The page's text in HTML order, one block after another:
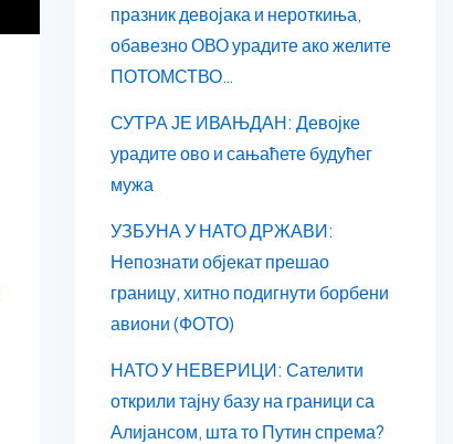
празник девојака и нероткиња,
обавезно ОВО урадите ако желите
ПОТОМСТВО…
СУТРА ЈЕ ИВАЊДАН: Девојке
урадите ово и сањаћете будућег
мужа
УЗБУНА У НАТО ДРЖАВИ:
Непознати објекат прешао
границу, хитно подигнути борбени
авиони (ФОТО)
НАТО У НЕВЕРИЦИ: Сателити
открили тајну базу на граници са
Алијансом, шта то Путин спрема?